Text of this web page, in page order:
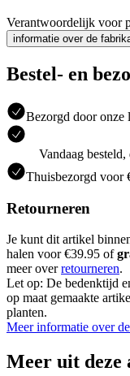
Verantwoordelijk voor
informatie over de
Bestel- en
Bezorgd door onze
Vandaag
Thuisbezorgd voor
Retourneren
Je kunt dit artikel
halen voor €39.95 of
meer overretourneren.
Let op: De bedenktijd
op maat gemaakte
planten.
Meer informatie over
Meer uit deze